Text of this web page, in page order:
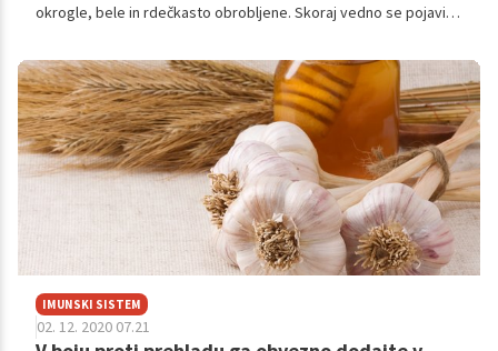
okrogle, bele in rdečkasto obrobljene. Skoraj vedno se pojavijo
ali lic, na jeziku ali mehkem nebu.
IMUNSKI SISTEM
02. 12. 2020 07.21